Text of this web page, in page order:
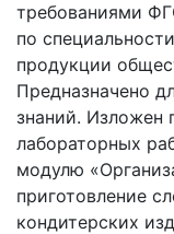
требованиями
по
продукции
Предназначено
знаний. Изложен
лабораторных
модулю
приготовление
кондитерских